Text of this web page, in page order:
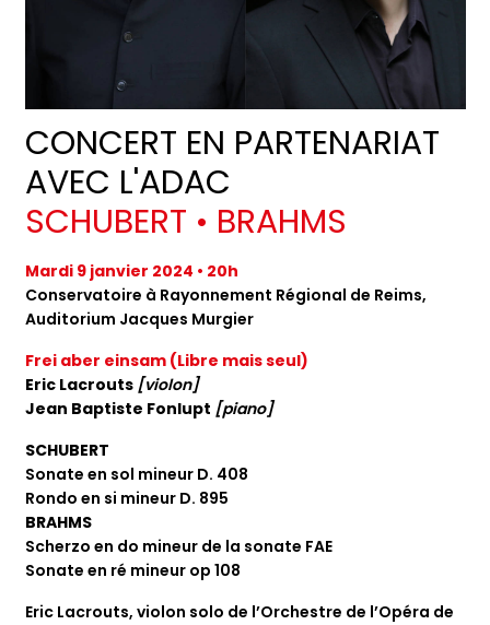
CONCERT EN PARTENARIAT
AVEC L'ADAC
SCHUBERT • BRAHMS
Mardi 9 janvier 2024 • 20h
Conservatoire à Rayonnement Régional de Reims,
Auditorium Jacques Murgier
Frei aber einsam (Libre mais seul)
Eric Lacrouts [violon]
Jean Baptiste Fonlupt [piano]
SCHUBERT
Sonate en sol mineur D. 408
Rondo en si mineur D. 895
BRAHMS
Scherzo en do mineur de la sonate FAE
Sonate en ré mineur op 108
Eric Lacrouts, violon solo de l’Orchestre de l’Opéra de